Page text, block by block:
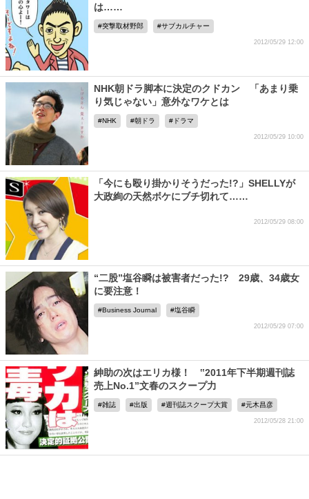
は……
突撃取材野郎 サブカルチャー
2012/05/29 12:00
NHK朝ドラ脚本に決定のクドカン 「あまり乗
り気じゃない」意外なワケとは
NHK 朝ドラ ドラマ
2012/05/29 10:00
「今にも殴り掛かりそうだった!?」SHELLYが
大政絢の天然ボケにブチ切れて……
2012/05/29 08:00
“二股”塩谷瞬は被害者だった!? 29歳、34歳女
に要注意！
Business Journal 塩谷瞬
2012/05/29 07:00
紳助の次はエリカ様！ ‟2011年下半期週刊誌
売上No.1”文春のスクープ力
雑誌 出版 週刊誌スクープ大賞 元木昌彦
2012/05/28 21:00